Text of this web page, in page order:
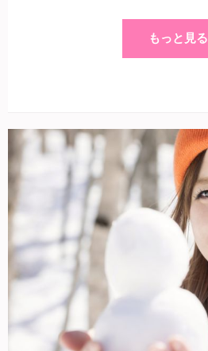
もっと見る